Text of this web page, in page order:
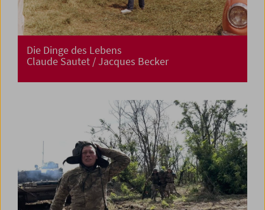
Die Dinge des Lebens
Claude Sautet / Jacques Becker